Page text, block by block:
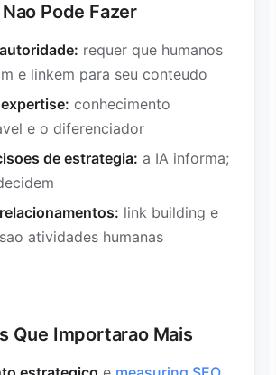
Pode Fazer
requer que humanos
e linkem para seu conteudo
conhecimento
e o diferenciador
de estrategia: a IA informa;
link building e
atividades humanas
Que Importarao Mais